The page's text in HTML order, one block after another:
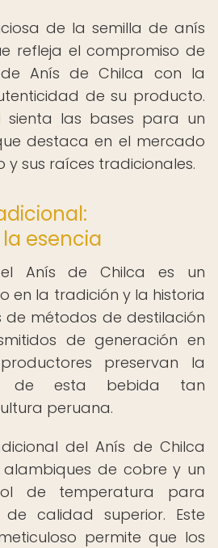
de la semilla de anís
refleja el compromiso de
Anís de Chilca con la
de su producto.
sienta las bases para un
destaca en el mercado
y sus raíces tradicionales.
esencia
Anís de Chilca es un
en la tradición y la historia
de métodos de destilación
de generación en
preservan la
de esta bebida tan
peruana.
del Anís de Chilca
de cobre y un
de temperatura para
calidad superior. Este
permite que los